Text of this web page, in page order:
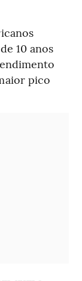
10 anos
pico